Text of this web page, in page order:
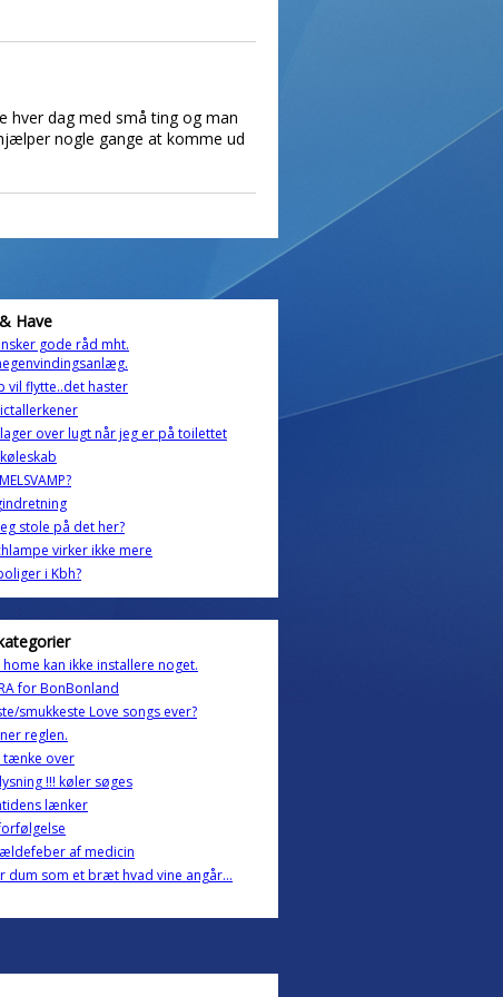
hver dag med små ting og man
nogle gange at komme ud
Have
gode råd mht.
vil flytte..det haster
over lugt når jeg er på toilettet
stole på det her?
virker ikke mere
i Kbh?
home kan ikke installere noget.
for BonBonland
smukkeste Love songs ever?
reglen.
tænke over
!!! køler søges
lænker
af medicin
dum som et bræt hvad vine angår...